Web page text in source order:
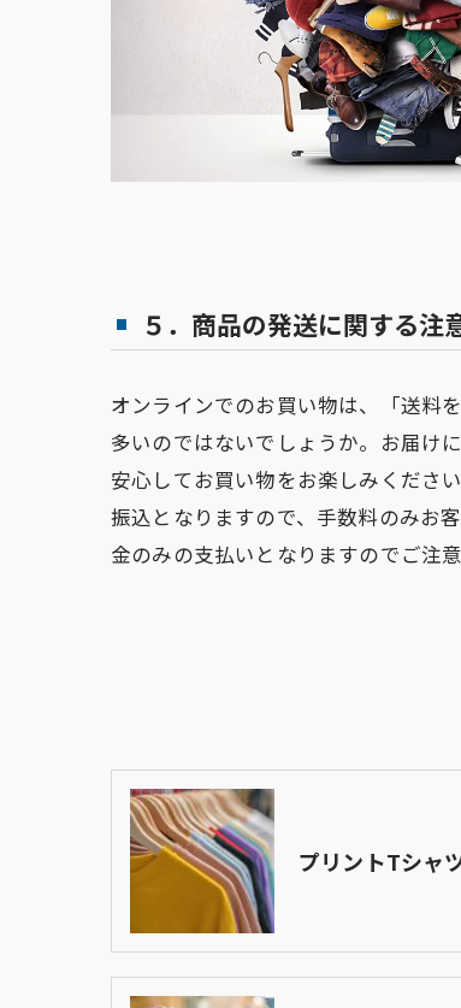
５．商品の発送に関する注
オンラインでのお買い物は、「送料
多いのではないでしょうか。お届け
安心してお買い物をお楽しみくださ
振込となりますので、手数料のみお
金のみの支払いとなりますのでご注意
プリントTシャ